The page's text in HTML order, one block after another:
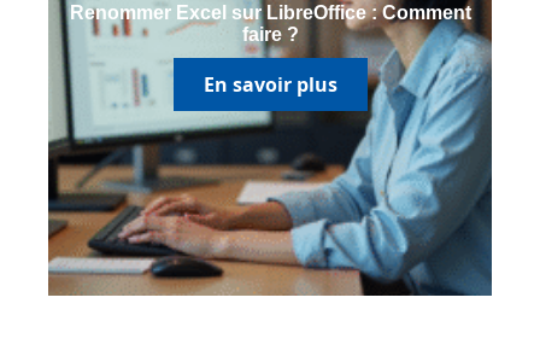
Renommer Excel sur LibreOffice : Comment
faire ?
En savoir plus